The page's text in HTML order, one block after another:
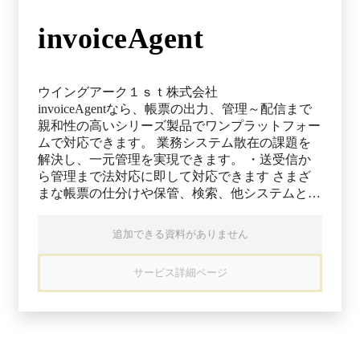
invoiceAgent
ウイングアーク１ｓｔ株式会社
invoiceAgentなら、帳票の出力、管理～配信まで
親和性の高いシリーズ製品でワンプラットフォー
ムで対応できます。 業務システム散在の課題を
解決し、一元管理を実現できます。 ・送受信か
ら管理まで法対応に即して対応できます さまざ
まな帳票の仕分けや保管、検索、他システムとの
管理までを一括で行えるほか、最適な帳票フォー
マットをそのままに、電子帳簿保存法やインボイ
ス制度にも対応可能です。 ・高精度なOCR読み
取りと自動仕分けで管理工数を削減できます 活
字／手書き文字を高精度に読み取り、データ化で
きます。独自の処理機能によって、システム入力
サービス詳細ページ
追加できる資料がありません